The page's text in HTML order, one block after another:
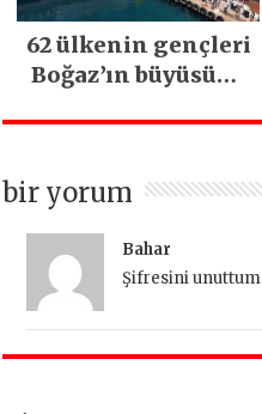
62 ülkenin gençleri
Boğaz’ın büyüsüne
bir yorum
Bahar
Şifresini unuttum